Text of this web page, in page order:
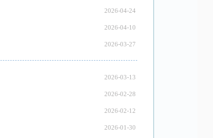
2026-04-24
2026-04-10
2026-03-27
2026-03-13
2026-02-28
2026-02-12
2026-01-30